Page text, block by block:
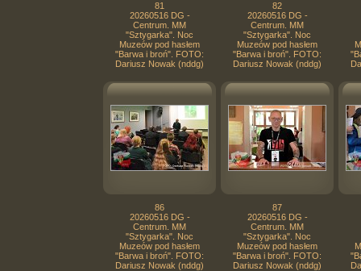
81
20260516 DG -
Centrum. MM
"Sztygarka". Noc
Muzeów pod hasłem
"Barwa i broń". FOTO:
Dariusz Nowak (nddg)
82
20260516 DG -
Centrum. MM
"Sztygarka". Noc
Muzeów pod hasłem
"Barwa i broń". FOTO:
Dariusz Nowak (nddg)
86
20260516 DG -
Centrum. MM
"Sztygarka". Noc
Muzeów pod hasłem
"Barwa i broń". FOTO:
Dariusz Nowak (nddg)
87
20260516 DG -
Centrum. MM
"Sztygarka". Noc
Muzeów pod hasłem
"Barwa i broń". FOTO:
Dariusz Nowak (nddg)